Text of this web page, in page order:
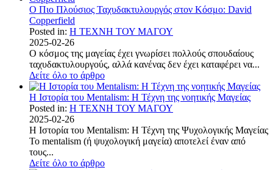
Ο Πιο Πλούσιος Ταχυδακτυλουργός στον Κόσμο: David
Copperfield
Posted in: Η ΤΕΧΝΗ ΤΟΥ ΜΑΓΟΥ
2025-02-26
Ο κόσμος της μαγείας έχει γνωρίσει πολλούς σπουδαίους
ταχυδακτυλουργούς, αλλά κανένας δεν έχει καταφέρει να...
Δείτε όλο το άρθρο
Η Ιστορία του Mentalism: Η Τέχνη της νοητικής Μαγείας
Posted in: Η ΤΕΧΝΗ ΤΟΥ ΜΑΓΟΥ
2025-02-26
Η Ιστορία του Mentalism: Η Τέχνη της Ψυχολογικής Μαγείας
Το mentalism (ή ψυχολογική μαγεία) αποτελεί έναν από
τους...
Δείτε όλο το άρθρο